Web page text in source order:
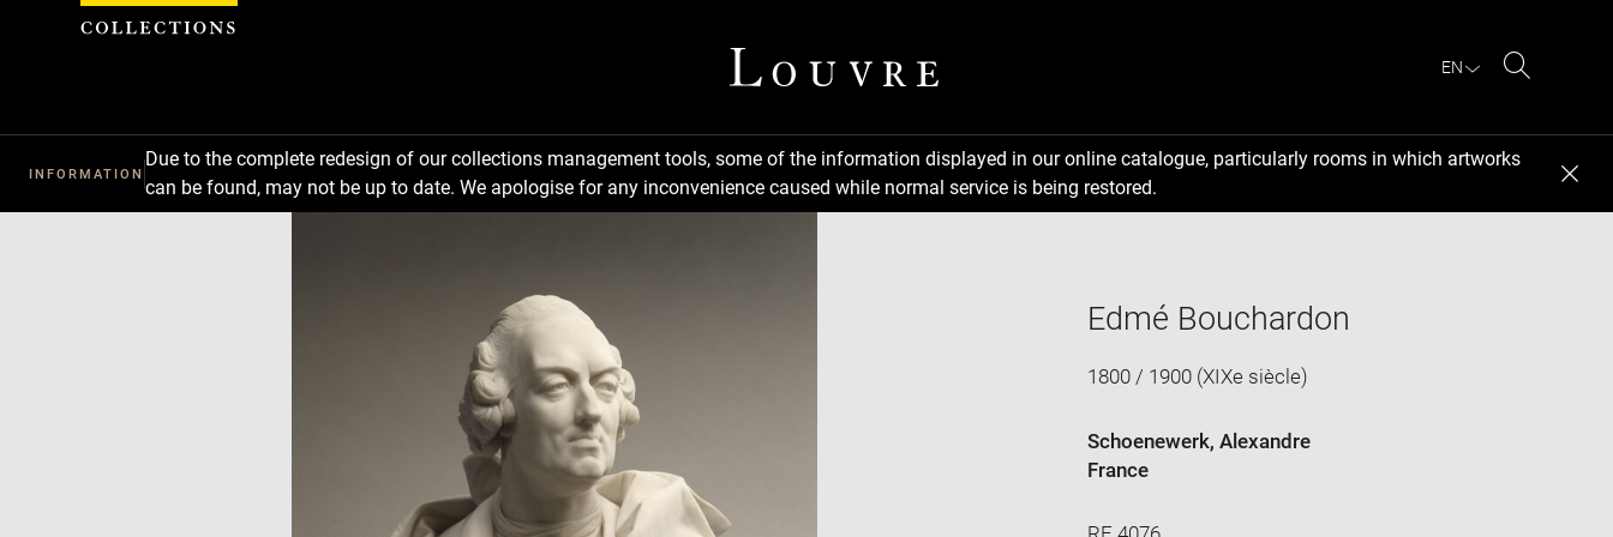
EN
INFORMATION
Due to the complete redesign of our collections management tools, some of the information displayed in our online catalogue, particularly rooms in which artworks
can be found, may not be up to date. We apologise for any inconvenience caused while normal service is being restored.
Edmé Bouchardon
1800 / 1900 (XIXe siècle)
Schoenewerk, Alexandre
France
Cookies management panel